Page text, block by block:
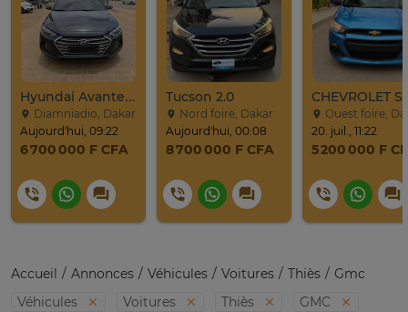
Hyundai Avante 2017
Diamniadio, Dakar
Aujourd'hui, 09:22
6 700 000 F CFA
Tucson 2.0
Nord foire, Dakar
Aujourd'hui, 00:08
8 700 000 F CFA
Ouest foire,
20. juil., 11:22
5 200 000 F
Accueil Annonces Véhicules Voitures Thiès
Gmc
Véhicules
Voitures Thiès GMC